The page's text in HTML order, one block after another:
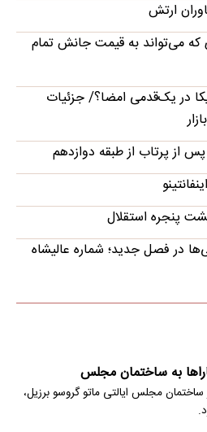
ارتش
که می‌تواند به قیمت جانش تمام
در یک‌قدمی امضا؟/ جزئیات
از پرتاب از طبقه دوازدهم
پنجره استقلال
در فصل جدید؛ شماره عالیشاه
به ساختمان مجلس
مجلس ایالتی ماتو گروسو برزیل،